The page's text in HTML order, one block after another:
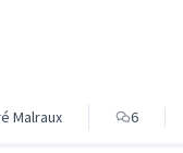
Malraux 6